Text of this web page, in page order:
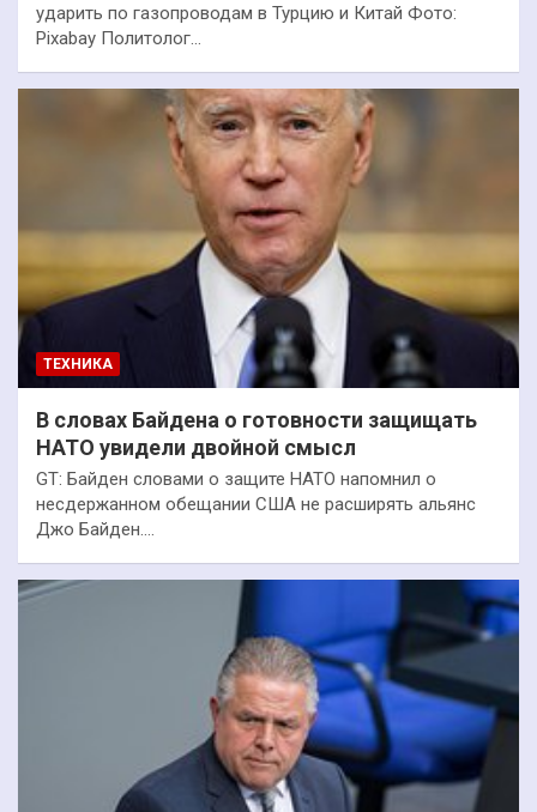
ударить по газопроводам в Турцию и Китай Фото:
Pixabay Политолог…
ТЕХНИКА
В словах Байдена о готовности защищать
НАТО увидели двойной смысл
GT: Байден словами о защите НАТО напомнил о
несдержанном обещании США не расширять альянс
Джо Байден.…